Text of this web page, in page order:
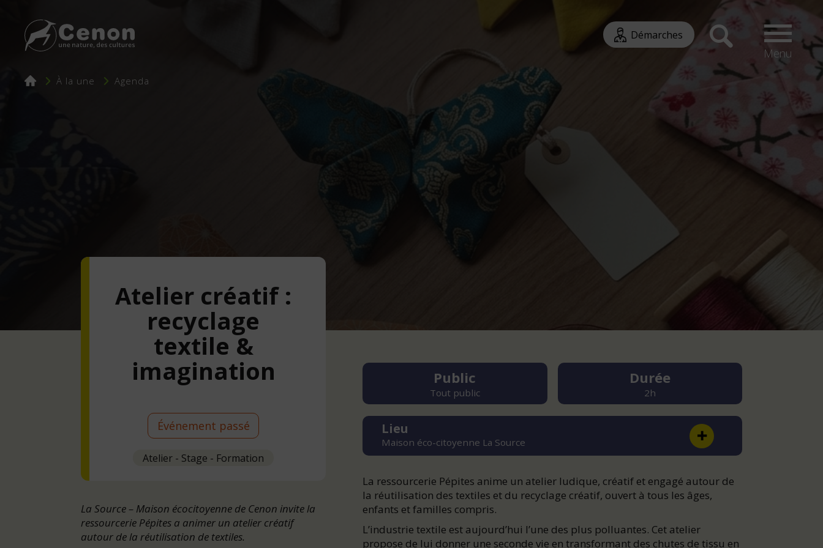
Démarches
Menu
Fil
À la une Agenda
Atelier créatif :
recyclage
textile &
imagination
Événement passé
Atelier - Stage - Formation
La Source – Maison écocitoyenne de Cenon invite la
ressourcerie Pépites a animer un atelier créatif
autour de la réutilisation de textiles.
Public
Tout public
Durée
2h
Lieu
Maison éco-citoyenne La Source
La ressourcerie Pépites anime un atelier ludique, créatif et engagé autour de
la réutilisation des textiles et du recyclage créatif, ouvert à tous les âges,
enfants et familles compris.
L’industrie textile est aujourd’hui l’une des plus polluantes. Cet atelier
propose de lui donner une seconde vie en transformant des chutes de tissu en